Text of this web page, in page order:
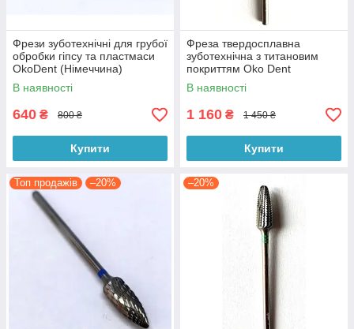
Фрези зуботехнічні для грубої
обробки гіпсу та пластмаси
OkoDent (Німеччина)
В наявності
640 ₴ 800 ₴
Купити
Фреза твердосплавна
зуботехнічна з титановим
покриттям Oko Dent
(Німеччина)
В наявності
1 160 ₴ 1 450 ₴
Купити
Топ продажів –20% –20%